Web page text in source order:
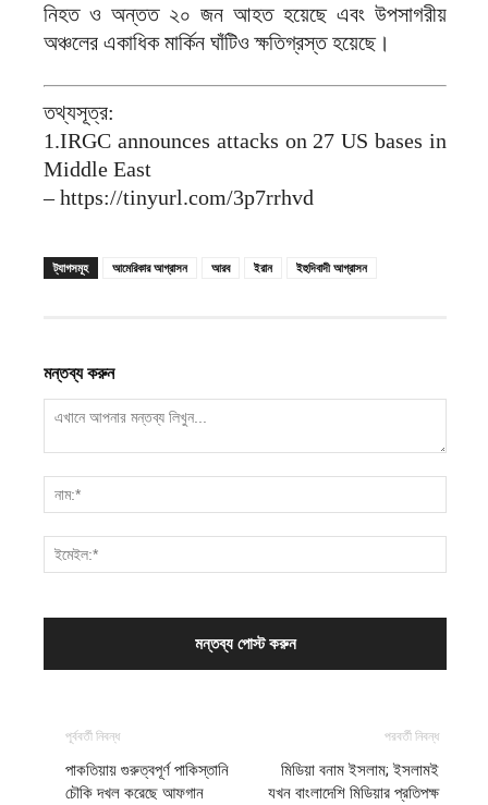
নিহত ও অন্তত ২০ জন আহত হয়েছে এবং উপসাগরীয়
অঞ্চলের একাধিক মার্কিন ঘাঁটিও ক্ষতিগ্রস্ত হয়েছে।
তথ্যসূত্র:
1.IRGC announces attacks on 27 US bases in
Middle East
– https://tinyurl.com/3p7rrhvd
ট্যাগসমূহ আমেরিকার আগ্রাসন আরব ইরান ইহুদিবাদী আগ্রাসন
মন্তব্য করুন
পূর্ববর্তী নিবন্ধ
পাকতিয়ায় গুরুত্বপূর্ণ পাকিস্তানি
চৌকি দখল করেছে আফগান
পরবর্তী নিবন্ধ
মিডিয়া বনাম ইসলাম; ইসলামই
যখন বাংলাদেশি মিডিয়ার প্রতিপক্ষ